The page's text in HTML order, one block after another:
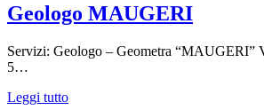
Geologo MAUGERI
Servizi: Geologo – Geometra “MAUGERI”
5…
Leggi tutto